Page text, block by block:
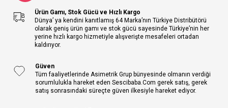
Ürün Gamı, Stok Gücü ve Hızlı Kargo
Dünya’ ya kendini kanıtlamış 64 Marka’nın Türkiye Distribütörü
olarak geniş ürün gamı ve stok gücü sayesinde Türkiye’nin her
yerine hızlı kargo hizmetiyle alışverişte mesafeleri ortadan
kaldırıyor.
Güven
Tüm faaliyetlerinde Asimetrik Grup bünyesinde olmanın verdiği
sorumlulukla hareket eden Sescibaba.Com gerek satış, gerek
satış sonrasındaki süreçte güven ilkesiyle hareket ediyor.